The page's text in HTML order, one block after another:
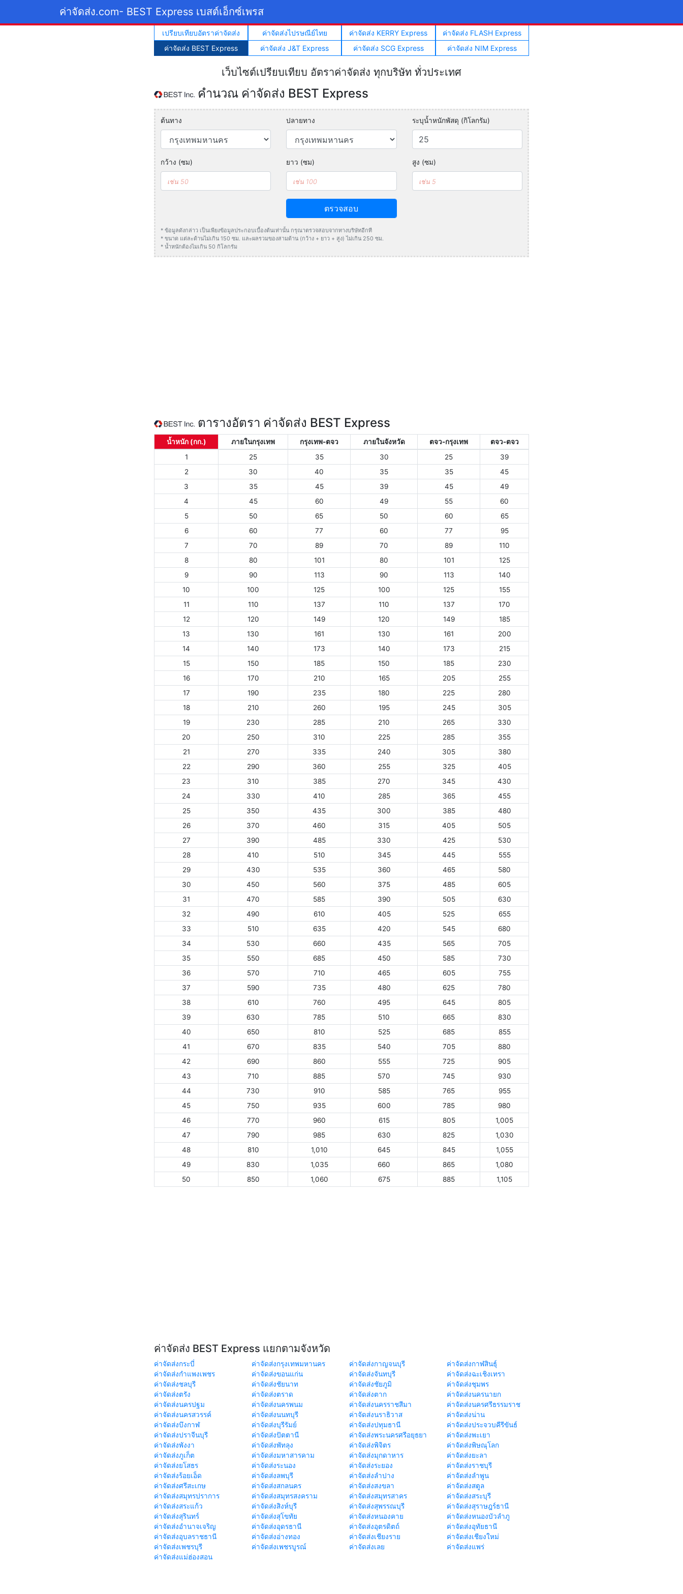
ค่าจัดส่ง.com- BEST Express เบสต์เอ็กซ์เพรส
เปรียบเทียบอัตราค่าจัดส่ง ค่าจัดส่งไปรษณีย์ไทย ค่าจัดส่ง KERRY Express
ค่าจัดส่ง FLASH Express
ค่าจัดส่ง BEST Express
ค่าจัดส่ง J&T Express ค่าจัดส่ง SCG Express ค่าจัดส่ง NIM Express
เว็บไซต์เปรียบเทียบ อัตราค่าจัดส่ง ทุกบริษัท ทั่วประเทศ
คำนวณ ค่าจัดส่ง BEST Express
ต้นทาง ปลายทาง ระบุน้ำหนักพัสดุ (กิโลกรัม)
กว้าง (ซม) ยาว (ซม) สูง (ซม)
ตรวจสอบ
* ข้อมูลดังกล่าว เป็นเพียงข้อมูลประกอบเบื้องต้นเท่านั้น กรุณาตรวจสอบจากทางบริษัทอีกที
* ขนาด แต่ละด้านไม่เกิน 150 ซม. และผลรวมของสามด้าน (กว้าง + ยาว + สูง) ไม่เกิน 250 ซม.
* น้ำหนักต้องไมเกิน 50 กิโลกรัม
ตารางอัตรา ค่าจัดส่ง BEST Express
น้ำหนัก (กก.) ภายในกรุงเทพ กรุงเทพ-ตจว ภายในจังหวัด ตจว-กรุงเทพ
ตจว-ตจว
1
25 35 30 25
39
2
30 40 35 35
45
3
35 45 39 45
49
4
45 60 49 55
60
5
50 65 50 60
65
6
60 77 60 77
95
7
70 89 70 89
110
8
80 101 80 101
125
9
90 113 90 113
140
10
100 125 100 125
155
11
110 137 110 137
170
12
120 149 120 149
185
13
130 161 130 161
200
14
140 173 140 173
215
15
150 185 150 185
230
16
170 210 165 205
255
17
190 235 180 225
280
18
210 260 195 245
305
19
230 285 210 265
330
20
250 310 225 285
355
21
270 335 240 305
380
22
290 360 255 325
405
23
310 385 270 345
430
24
330 410 285 365
455
25
350 435 300 385
480
26
370 460 315 405
505
27
390 485 330 425
530
28
410 510 345 445
555
29
430 535 360 465
580
30
450 560 375 485
605
31
470 585 390 505
630
32
490 610 405 525
655
33
510 635 420 545
680
34
530 660 435 565
705
35
550 685 450 585
730
36
570 710 465 605
755
37
590 735 480 625
780
38
610 760 495 645
805
39
630 785 510 665
830
40
650 810 525 685
855
41
670 835 540 705
880
42
690 860 555 725
905
43
710 885 570 745
930
44
730 910 585 765
955
45
750 935 600 785
980
46
770 960 615 805
1,005
47
790 985 630 825
1,030
48
810 1,010 645 845
1,055
49
830 1,035 660 865
1,080
50
850 1,060 675 885 1,105
ค่าจัดส่ง BEST Express แยกตามจังหวัด
ค่าจัดส่งกระบี่ ค่าจัดส่งกรุงเทพมหานคร ค่าจัดส่งกาญจนบุรี
ค่าจัดส่งกาฬสินธุ์
ค่าจัดส่งกำแพงเพชร
ค่าจัดส่งขอนแก่น ค่าจัดส่งจันทบุรี
ค่าจัดส่งฉะเชิงเทรา
ค่าจัดส่งชลบุรี
ค่าจัดส่งชัยนาท ค่าจัดส่งชัยภูมิ
ค่าจัดส่งชุมพร
ค่าจัดส่งตรัง
ค่าจัดส่งตราด ค่าจัดส่งตาก
ค่าจัดส่งนครนายก
ค่าจัดส่งนครปฐม
ค่าจัดส่งนครพนม ค่าจัดส่งนครราชสีมา
ค่าจัดส่งนครศรีธรรมราช
ค่าจัดส่งนครสวรรค์
ค่าจัดส่งนนทบุรี ค่าจัดส่งนราธิวาส
ค่าจัดส่งน่าน
ค่าจัดส่งบึงกาฬ
ค่าจัดส่งบุรีรัมย์ ค่าจัดส่งปทุมธานี
ค่าจัดส่งประจวบคีรีขันธ์
ค่าจัดส่งปราจีนบุรี
ค่าจัดส่งปัตตานี ค่าจัดส่งพระนครศรีอยุธยา
ค่าจัดส่งพะเยา
ค่าจัดส่งพังงา
ค่าจัดส่งพัทลุง ค่าจัดส่งพิจิตร
ค่าจัดส่งพิษณุโลก
ค่าจัดส่งภูเก็ต
ค่าจัดส่งมหาสารคาม ค่าจัดส่งมุกดาหาร
ค่าจัดส่งยะลา
ค่าจัดส่งยโสธร
ค่าจัดส่งระนอง ค่าจัดส่งระยอง
ค่าจัดส่งราชบุรี
ค่าจัดส่งร้อยเอ็ด
ค่าจัดส่งลพบุรี ค่าจัดส่งลำปาง
ค่าจัดส่งลำพูน
ค่าจัดส่งศรีสะเกษ
ค่าจัดส่งสกลนคร ค่าจัดส่งสงขลา
ค่าจัดส่งสตูล
ค่าจัดส่งสมุทรปราการ
ค่าจัดส่งสมุทรสงคราม ค่าจัดส่งสมุทรสาคร
ค่าจัดส่งสระบุรี
ค่าจัดส่งสระแก้ว
ค่าจัดส่งสิงห์บุรี ค่าจัดส่งสุพรรณบุรี
ค่าจัดส่งสุราษฎร์ธานี
ค่าจัดส่งสุรินทร์
ค่าจัดส่งสุโขทัย ค่าจัดส่งหนองคาย
ค่าจัดส่งหนองบัวลำภู
ค่าจัดส่งอำนาจเจริญ
ค่าจัดส่งอุดรธานี ค่าจัดส่งอุตรดิตถ์
ค่าจัดส่งอุทัยธานี
ค่าจัดส่งอุบลราชธานี
ค่าจัดส่งอ่างทอง ค่าจัดส่งเชียงราย
ค่าจัดส่งเชียงใหม่
ค่าจัดส่งเพชรบุรี
ค่าจัดส่งเพชรบูรณ์ ค่าจัดส่งเลย
ค่าจัดส่งแพร่
ค่าจัดส่งแม่ฮ่องสอน